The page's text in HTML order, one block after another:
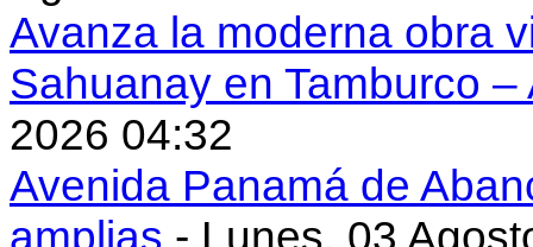
Avanza la moderna obra
Sahuanay en Tamburco
2026 04:32
Avenida Panamá de
amplias - Lunes, 03